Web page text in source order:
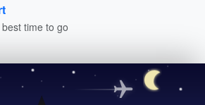
time to go